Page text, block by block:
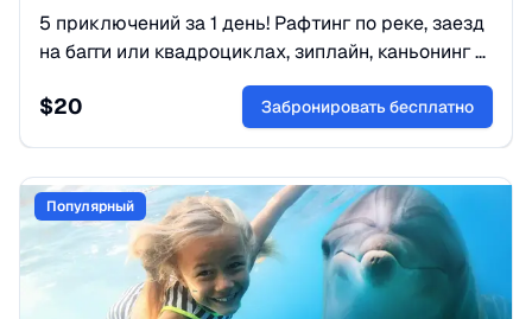
5 приключений за 1 день! Рафтинг по реке, заезд
на багги или квадроциклах, зиплайн, каньонинг и
обед. Самый драйвовый тур из Белека.
Бронируйте выгодно!
$20 Забронировать бесплатно
Популярный